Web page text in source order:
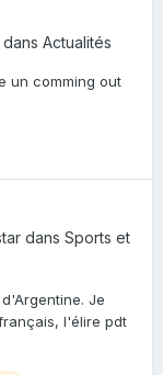
dans Actualités
un comming out
dans Sports et
Je
l'élire pdt